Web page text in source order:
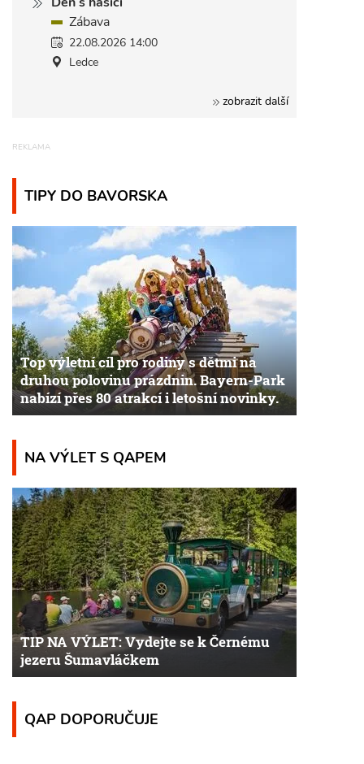
Zábava
22.08.2026 14:00
Ledce
zobrazit další
TIPY DO BAVORSKA
Top výletní cíl pro rodiny s dětmi na
druhou polovinu prázdnin. Bayern-Park
nabízí přes 80 atrakcí i letošní novinky.
NA VÝLET S QAPEM
TIP NA VÝLET: Vydejte se k Černému
jezeru Šumavláčkem
QAP DOPORUČUJE